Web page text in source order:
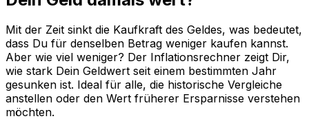
Mit der Zeit sinkt die Kaufkraft des Geldes, was bedeutet,
dass Du für denselben Betrag weniger kaufen kannst.
Aber wie viel weniger? Der Inflationsrechner zeigt Dir,
wie stark Dein Geldwert seit einem bestimmten Jahr
gesunken ist. Ideal für alle, die historische Vergleiche
anstellen oder den Wert früherer Ersparnisse verstehen
möchten.